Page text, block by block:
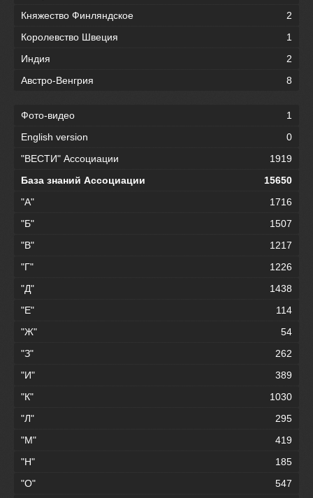
Княжество Финляндское
2
Королевство Швеция
1
Индия
2
Австро-Венгрия
8
Фото-видео
1
English version
0
"ВЕСТИ" Ассоциации
1919
База знаний Ассоциации
15650
"А"
1716
"Б"
1507
"В"
1217
"Г"
1226
"Д"
1438
"Е"
114
"Ж"
54
"З"
262
"И"
389
"К"
1030
"Л"
295
"М"
419
"Н"
185
"О"
547